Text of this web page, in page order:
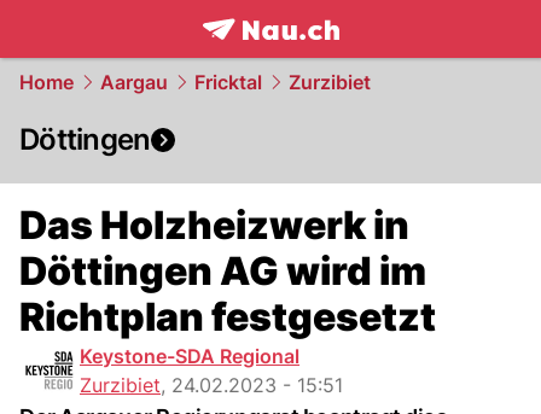
frontpage.NAU.ch
Home Aargau Fricktal Zurzibiet
Döttingen
Das Holzheizwerk in
Döttingen AG wird im
Richtplan festgesetzt
Keystone-SDA Regional
Zurzibiet, 24.02.2023 - 15:51